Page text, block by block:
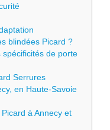
blindées Picard ?
spécificités de porte
Serrures
en Haute-Savoie
à Annecy et